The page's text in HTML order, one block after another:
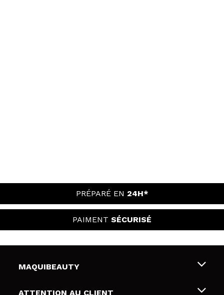
PRÉPARÉ EN 24H*
PAIMENT SÉCURISÉ
MAQUIBEAUTY
Qui sommes nous
ATTENTION AU CLIENT